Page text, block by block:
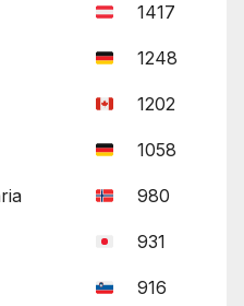
1417
1248
1202
1058
980
931
916